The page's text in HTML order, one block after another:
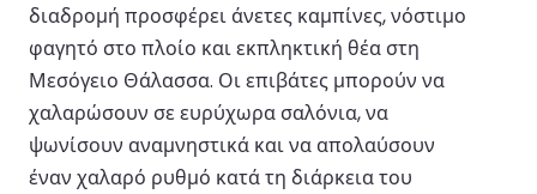
διαδρομή προσφέρει άνετες καμπίνες, νόστιμο
φαγητό στο πλοίο και εκπληκτική θέα στη
Μεσόγειο Θάλασσα. Οι επιβάτες μπορούν να
χαλαρώσουν σε ευρύχωρα σαλόνια, να
ψωνίσουν αναμνηστικά και να απολαύσουν
έναν χαλαρό ρυθμό κατά τη διάρκεια του